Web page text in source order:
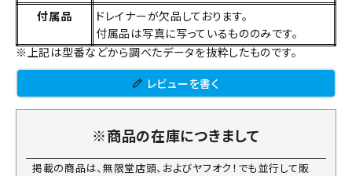
付属品
ドレイナーが欠品しております。
付属品は写真に写っているもののみです。
※上記は型番などから調べたデータを抜粋したものです。
レビューを書く
※商品の在庫につきまして
掲載の商品は、無限堂店頭、およびヤフオク！でも並行して販